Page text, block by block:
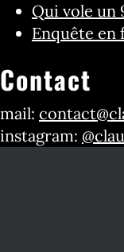
Qui vole un
Enquête en
Contact
mail:
instagram: